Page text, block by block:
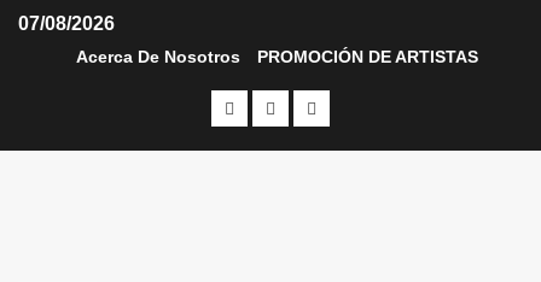
07/08/2026
Acerca De Nosotros PROMOCIÓN DE ARTISTAS